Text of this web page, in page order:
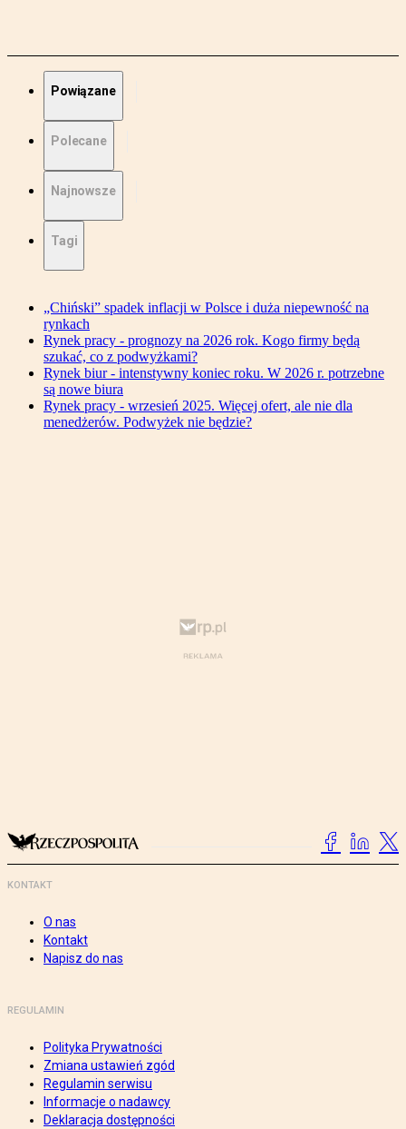
Powiązane
Polecane
Najnowsze
Tagi
„Chiński” spadek inflacji w Polsce i duża niepewność na
rynkach
Rynek pracy - prognozy na 2026 rok. Kogo firmy będą
szukać, co z podwyżkami?
Rynek biur - intenstywny koniec roku. W 2026 r. potrzebne
są nowe biura
Rynek pracy - wrzesień 2025. Więcej ofert, ale nie dla
menedżerów. Podwyżek nie będzie?
KONTAKT
O nas
Kontakt
Napisz do nas
REGULAMIN
Polityka Prywatności
Zmiana ustawień zgód
Regulamin serwisu
Informacje o nadawcy
Deklaracja dostępności